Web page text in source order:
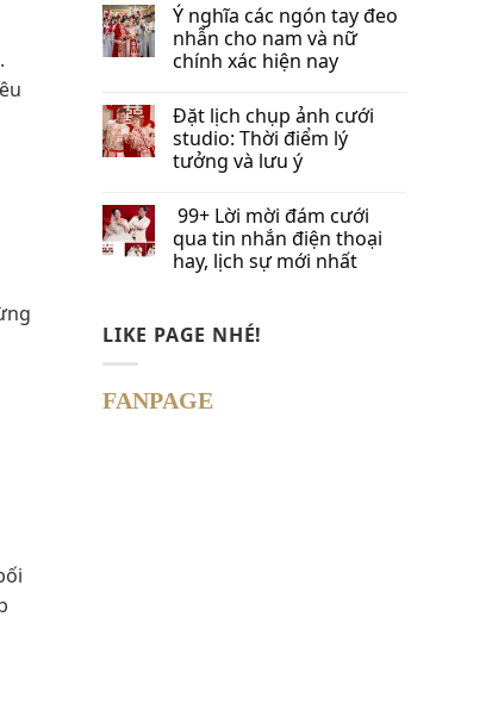
Ý nghĩa các ngón tay đeo
nhẫn cho nam và nữ
chính xác hiện nay
Đặt lịch chụp ảnh cưới
studio: Thời điểm lý
tưởng và lưu ý
99+ Lời mời đám cưới
qua tin nhắn​ điện thoại
hay, lịch sự mới nhất
LIKE PAGE NHÉ!
FANPAGE